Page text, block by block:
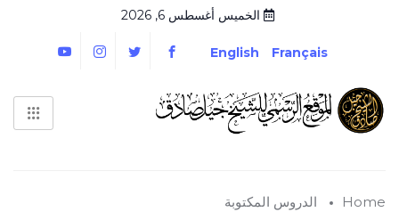
الخميس أغسطس 6, 2026
Français
English
Home الدروس المكتوبة